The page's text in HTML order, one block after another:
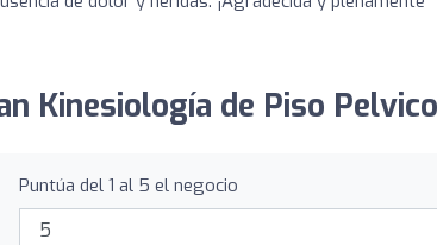
Kinesiología de Piso
Puntúa del 1 al 5 el negocio